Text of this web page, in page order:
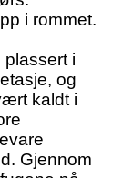
i rommet.
i
og
kaldt i
Gjennom